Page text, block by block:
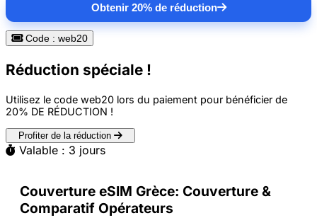
Obtenir 20% de réduction
Code : web20
Réduction spéciale !
Utilisez le code web20 lors du paiement pour bénéficier de
20% DE RÉDUCTION !
Profiter de la réduction
Valable : 3 jours
Couverture eSIM Grèce: Couverture &
Comparatif Opérateurs